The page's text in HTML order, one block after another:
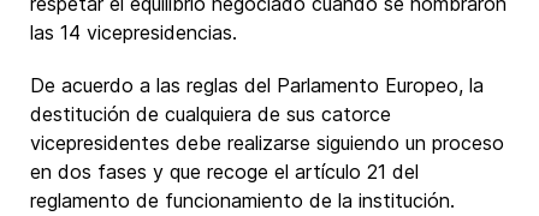
las 14 vicepresidencias.
De acuerdo a las reglas del Parlamento Europeo, la
destitución de cualquiera de sus catorce
vicepresidentes debe realizarse siguiendo un proceso
en dos fases y que recoge el artículo 21 del
reglamento de funcionamiento de la institución.